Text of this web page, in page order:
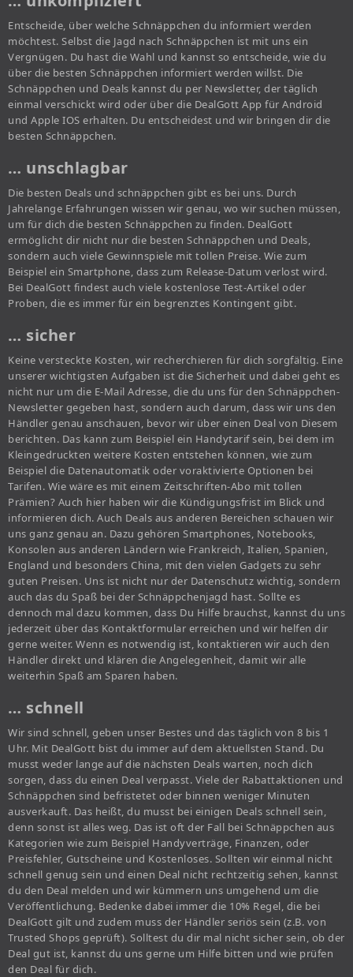
Entscheide, über welche Schnäppchen du informiert werden
möchtest. Selbst die Jagd nach Schnäppchen ist mit uns ein
Vergnügen. Du hast die Wahl und kannst so entscheide, wie du
über die besten Schnäppchen informiert werden willst. Die
Schnäppchen und Deals kannst du per Newsletter, der täglich
einmal verschickt wird oder über die DealGott App für Android
und Apple IOS erhalten. Du entscheidest und wir bringen dir die
besten Schnäppchen.
… unschlagbar
Die besten Deals und schnäppchen gibt es bei uns. Durch
Jahrelange Erfahrungen wissen wir genau, wo wir suchen müssen,
um für dich die besten Schnäppchen zu finden. DealGott
ermöglicht dir nicht nur die besten Schnäppchen und Deals,
sondern auch viele Gewinnspiele mit tollen Preise. Wie zum
Beispiel ein Smartphone, dass zum Release-Datum verlost wird.
Bei DealGott findest auch viele kostenlose Test-Artikel oder
Proben, die es immer für ein begrenztes Kontingent gibt.
… sicher
Keine versteckte Kosten, wir recherchieren für dich sorgfältig. Eine
unserer wichtigsten Aufgaben ist die Sicherheit und dabei geht es
nicht nur um die E-Mail Adresse, die du uns für den Schnäppchen-
Newsletter gegeben hast, sondern auch darum, dass wir uns den
Händler genau anschauen, bevor wir über einen Deal von Diesem
berichten. Das kann zum Beispiel ein Handytarif sein, bei dem im
Kleingedruckten weitere Kosten entstehen können, wie zum
Beispiel die Datenautomatik oder voraktivierte Optionen bei
Tarifen. Wie wäre es mit einem Zeitschriften-Abo mit tollen
Prämien? Auch hier haben wir die Kündigungsfrist im Blick und
informieren dich. Auch Deals aus anderen Bereichen schauen wir
uns ganz genau an. Dazu gehören Smartphones, Notebooks,
Konsolen aus anderen Ländern wie Frankreich, Italien, Spanien,
England und besonders China, mit den vielen Gadgets zu sehr
guten Preisen. Uns ist nicht nur der Datenschutz wichtig, sondern
auch das du Spaß bei der Schnäppchenjagd hast. Sollte es
dennoch mal dazu kommen, dass Du Hilfe brauchst, kannst du uns
jederzeit über das Kontaktformular erreichen und wir helfen dir
gerne weiter. Wenn es notwendig ist, kontaktieren wir auch den
Händler direkt und klären die Angelegenheit, damit wir alle
weiterhin Spaß am Sparen haben.
… schnell
Wir sind schnell, geben unser Bestes und das täglich von 8 bis 1
Uhr. Mit DealGott bist du immer auf dem aktuellsten Stand. Du
musst weder lange auf die nächsten Deals warten, noch dich
sorgen, dass du einen Deal verpasst. Viele der Rabattaktionen und
Schnäppchen sind befristetet oder binnen weniger Minuten
ausverkauft. Das heißt, du musst bei einigen Deals schnell sein,
denn sonst ist alles weg. Das ist oft der Fall bei Schnäppchen aus
Kategorien wie zum Beispiel Handyverträge, Finanzen, oder
Preisfehler, Gutscheine und Kostenloses. Sollten wir einmal nicht
schnell genug sein und einen Deal nicht rechtzeitig sehen, kannst
du den Deal melden und wir kümmern uns umgehend um die
Veröffentlichung. Bedenke dabei immer die 10% Regel, die bei
DealGott gilt und zudem muss der Händler seriös sein (z.B. von
Trusted Shops geprüft). Solltest du dir mal nicht sicher sein, ob der
Deal gut ist, kannst du uns gerne um Hilfe bitten und wie prüfen
den Deal für dich.